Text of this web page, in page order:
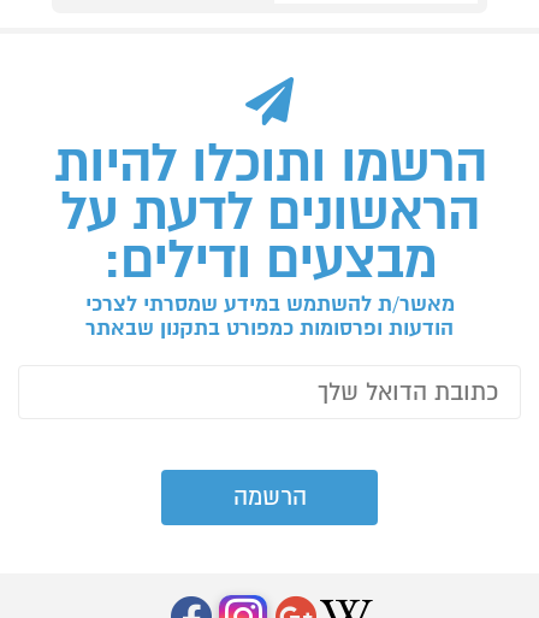
הרשמו ותוכלו להיות
הראשונים לדעת על
מבצעים ודילים:
מאשר/ת להשתמש במידע שמסרתי לצרכי
הודעות ופרסומות כמפורט בתקנון שבאתר